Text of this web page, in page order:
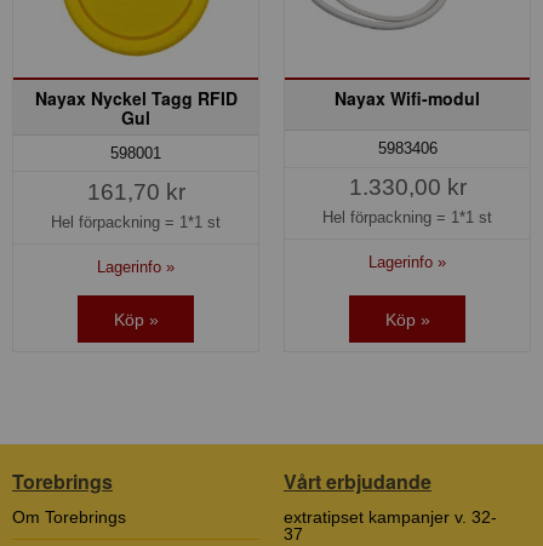
Nayax Nyckel Tagg RFID
Gul
598001
161,70 kr
Hel förpackning = 1*1 st
Lagerinfo »
Köp »
Nayax Wifi-modul
5983406
1.330,00 kr
Hel förpackning = 1*1 st
Lagerinfo »
Köp »
Torebrings
Om Torebrings
Vårt erbjudande
extratipset kampanjer v. 32-
37